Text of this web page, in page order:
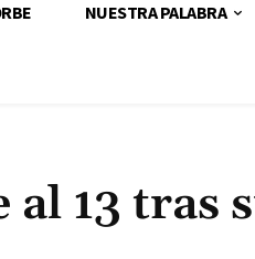
NUESTRA PALABRA
al 13 tras